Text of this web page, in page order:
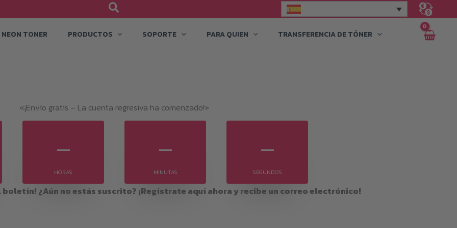
NEON TONER PRODUCTOS SOPORTE PARA QUIEN
TRANSFERENCIA DE TÓNER
«¡Envío gratis – La cuenta regresiva ha comenzado!»
–
HORAS
–
MINUTAS
–
SEGUNDOS
¿Aún no estás suscrito? ¡Regístrate aquí ahora y recibe un correo electrónico!